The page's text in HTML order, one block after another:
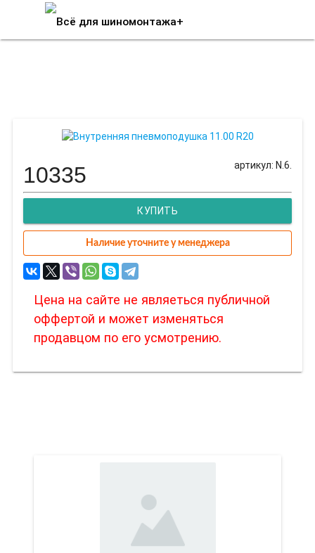
артикул: N.6.
10335
КУПИТЬ
Наличие уточните у менеджера
Цена на сайте не являеться публичной
оффертой и может изменяться
продавцом по его усмотрению.